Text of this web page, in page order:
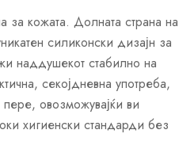
за кожата. Долната страна на
силиконски дизајн за
наддушекот стабилно на
секојдневна употреба,
овозможувајќи ви
хигиенски стандарди без